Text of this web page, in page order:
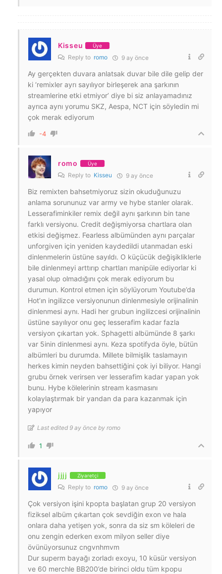
Kisseu Üye
Reply to romo 9 ay önce
Ay gerçekten duvara anlatsak duvar bile dile gelip der
ki ‘remixler ayrı sayılıyor birleşerek ana şarkının
streamlerine etki etmiyor’ diye bi siz anlayamadınız
ayrıca aynı yorumu SKZ, Aespa, NCT için söyledin mi
çok merak ediyorum
-4
romo Üye
Reply to Kisseu 9 ay önce
Biz remixten bahsetmiyoruz sizin okuduğunuzu
anlama sorununuz var army ve hybe stanler olarak.
Lesserafiminkiler remix değil aynı şarkının bin tane
farklı versiyonu. Credit değişmiyorsa chartlara olan
etkisi değişmez. Fearless albümünden aynı parçalar
unforgiven için yeniden kaydedildi utanmadan eski
dinlenmelerin üstüne sayıldı. O küçücük değişikliklerle
bile dinlenmeyi arttırıp chartları manipüle ediyorlar ki
yasal olup olmadığını çok merak ediyorum bu
durumun. Kontrol etmen için söylüyorum Youtube’da
Hot’ın ingilizce versiyonunun dinlenmesiyle orijinalinin
dinlenmesi aynı. Hadi her grubun ingilizcesi orijinalinin
üstüne sayılıyor onu geç lesserafim kadar fazla
versiyon çıkartan yok. Sphagetti albümünde 8 şarkı
var 5inin dinlenmesi aynı. Keza spotifyda öyle, bütün
albümleri bu durumda. Millete bilmişlik taslamayın
herkes kimin neyden bahsettiğini çok iyi biliyor. Hangi
grubu örnek verirsen ver lesserafim kadar yapan yok
bunu. Hybe kölelerinin stream kasmasını
kolaylaştırmak bir yandan da para kazanmak için
yapıyor
Last edited 9 ay önce by romo
1
jjjj Ziyaretçi
Reply to romo 9 ay önce
Çok versiyon işini kpopta başlatan grup 20 versiyon
fiziksel albüm çıkartan çok sevdiğin exon ve hala
onlara daha yetişen yok, sonra da siz sm köleleri de
onu zengin ederken exom milyon seller diye
övünüyorsunuz cngvnhmvm
Dur superm bayağı zorladı exoyu, 10 küsür versiyon
ve 60 merchle BB200’de birinci oldu tüm kpopu